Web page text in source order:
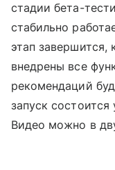
стадии бета-
стабильно
этап завершится,
внедрены все
рекомендаций
запуск
Видео можно в